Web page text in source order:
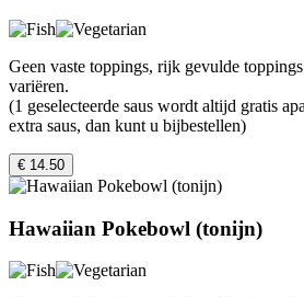
Geen vaste toppings, rijk gevulde
variëren.
(1 geselecteerde saus wordt altijd gratis
extra saus, dan kunt u bijbestellen)
€ 14.50
Hawaiian Pokebowl (tonijn)